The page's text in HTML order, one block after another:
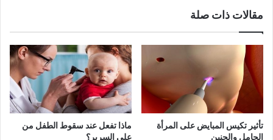
مقالات ذات صلة
تأثير تكيس المبايض على المرأة
الحامل والجنين
ماذا تفعل عند سقوط الطفل من
على السرير؟